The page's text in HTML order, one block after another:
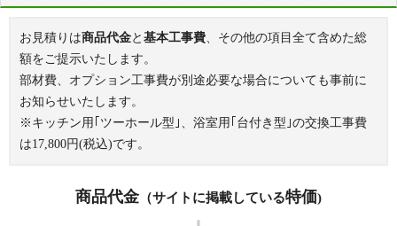
お見積りは商品代金と 基本工事費 、その他の項目全て含めた総
額をご提示いたします。
部材費、オプション工事費が別途必要な場合についても事前に
お知らせいたします。
※キッチン用｢ツーホール型｣、浴室用｢台付き型｣の交換工事費
は17,800円(税込)です。
商品代金（サイトに掲載している特価)